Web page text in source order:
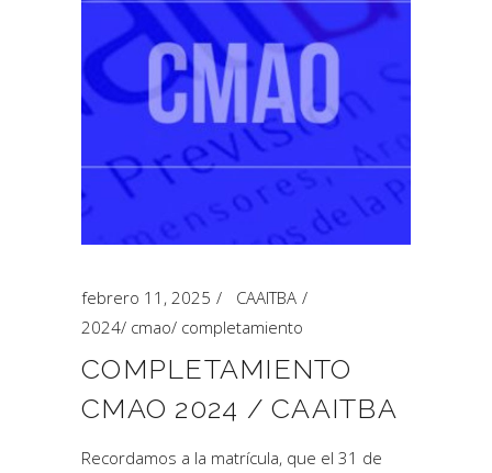
febrero 11, 2025
CAAITBA
2024/ cmao/ completamiento
COMPLETAMIENTO
CMAO 2024 / CAAITBA
Recordamos a la matrícula, que el 31 de